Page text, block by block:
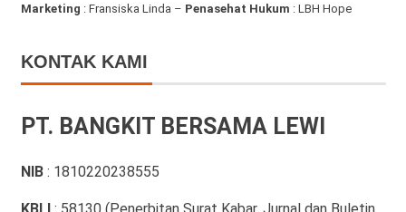
Marketing : Fransiska Linda – Penasehat Hukum : LBH Hope
KONTAK KAMI
PT. BANGKIT BERSAMA LEWI
NIB : 1810220238555